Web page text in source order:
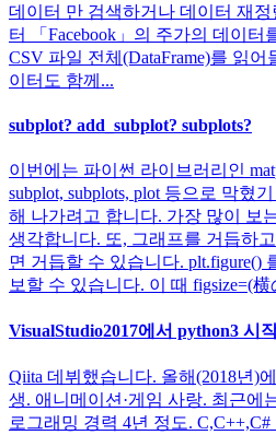
데이터 만 검색하거나 데이터 재
터 「Facebook」의 주가의 데이터
CSV 파일 전체(DataFrame)를 읽
이터도 함께...
subplot? add_subplot? subplots?
이번에는 파이썬 라이브러리인
subplot, subplots, plot 등으로 막혔
해 나가려고 합니다. 가장 많이 보
생각합니다. 또, 그래프를 거듭하
면 거듭할 수 있습니다. plt.figure()
보할 수 있습니다. 이 때 figsize=(横
VisualStudio2017에서 python3 시
Qiita 데뷔했습니다. 올해(2018년)
생. 애니메이션·게임 사랑. 최근에
로그래밍 경력 4년 정도.